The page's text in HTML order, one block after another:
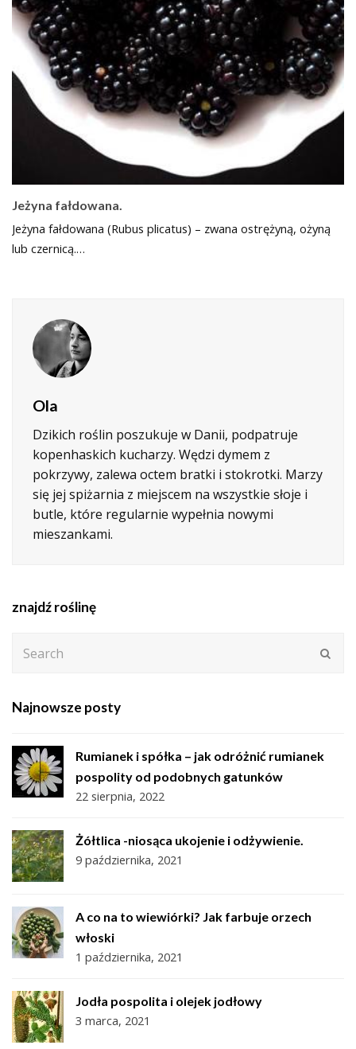
Jeżyna fałdowana.
Jeżyna fałdowana (Rubus plicatus) – zwana ostrężyną, ożyną
lub czernicą.…
Ola
Dzikich roślin poszukuje w Danii, podpatruje
kopenhaskich kucharzy. Wędzi dymem z
pokrzywy, zalewa octem bratki i stokrotki. Marzy
się jej spiżarnia z miejscem na wszystkie słoje i
butle, które regularnie wypełnia nowymi
mieszankami.
znajdź roślinę
Najnowsze posty
Rumianek i spółka – jak odróżnić rumianek
pospolity od podobnych gatunków
22 sierpnia, 2022
Żółtlica -niosąca ukojenie i odżywienie.
9 października, 2021
A co na to wiewiórki? Jak farbuje orzech
włoski
1 października, 2021
Jodła pospolita i olejek jodłowy
3 marca, 2021